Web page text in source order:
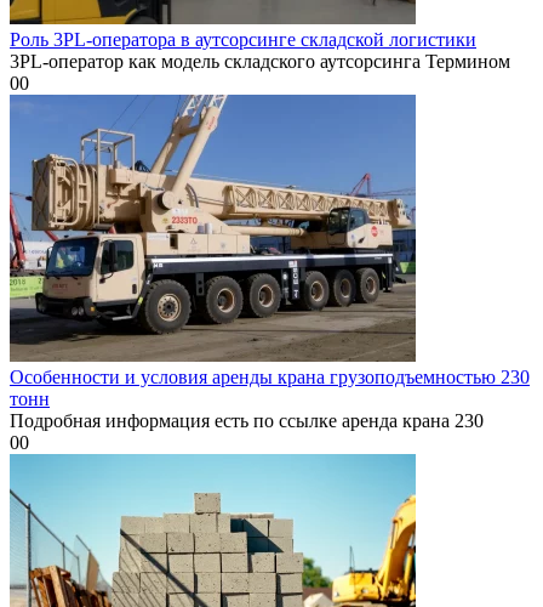
Роль 3PL-оператора в аутсорсинге складской логистики
3PL-оператор как модель складского аутсорсинга Термином
00
Особенности и условия аренды крана грузоподъемностью 230
тонн
Подробная информация есть по ссылке аренда крана 230
00